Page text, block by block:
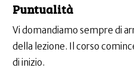
Puntualità
Vi domandiamo sempre di
della lezione. Il corso
di inizio.